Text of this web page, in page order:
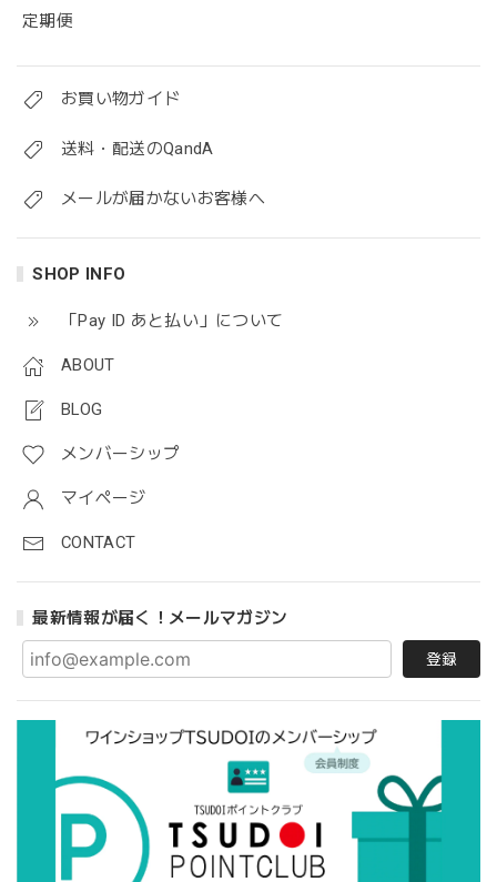
定期便
お買い物ガイド
送料・配送のQandA
メールが届かないお客様へ
SHOP INFO
「Pay ID あと払い」について
ABOUT
BLOG
メンバーシップ
マイページ
CONTACT
最新情報が届く！メールマガジン
登録